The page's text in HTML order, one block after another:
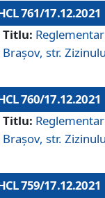
761/17.12.2021
Titlu:
Brașov, str.
760/17.12.2021
Titlu:
Brașov, str.
759/17.12.2021